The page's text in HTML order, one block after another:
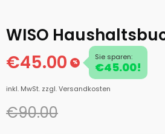
WISO
€45.00 %
Sie sparen:
€45.00!
inkl. MwSt. zzgl. Versandkosten
€90.00